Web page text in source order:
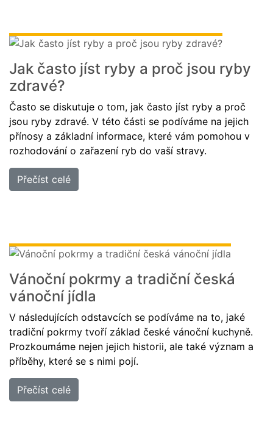
Jak často jíst ryby a proč jsou ryby
zdravé?
Často se diskutuje o tom, jak často jíst ryby a proč
jsou ryby zdravé. V této části se podíváme na jejich
přínosy a základní informace, které vám pomohou v
rozhodování o zařazení ryb do vaší stravy.
Přečíst celé
Vánoční pokrmy a tradiční česká
vánoční jídla
V následujících odstavcích se podíváme na to, jaké
tradiční pokrmy tvoří základ české vánoční kuchyně.
Prozkoumáme nejen jejich historii, ale také význam a
příběhy, které se s nimi pojí.
Přečíst celé